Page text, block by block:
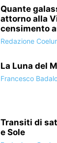
Quante
attorno alla
censimento
Redazione
La Luna del
Francesco
Transiti di
e Sole